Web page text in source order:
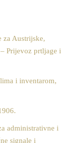
za Austrijske,
Prijevoz prtljage i
i inventarom,
administrativne i
signale i